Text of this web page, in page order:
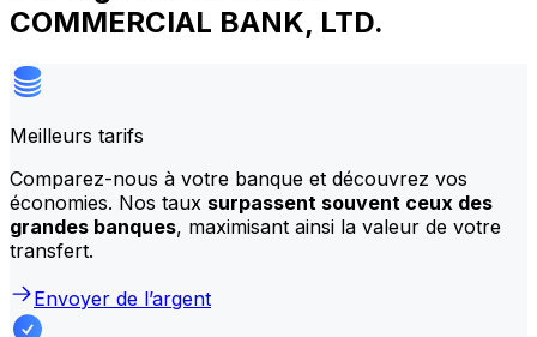
COMMERCIAL BANK, LTD.
Meilleurs tarifs
Comparez-nous à votre banque et découvrez vos
économies. Nos taux surpassent souvent ceux des
grandes banques, maximisant ainsi la valeur de votre
transfert.
Envoyer de l’argent